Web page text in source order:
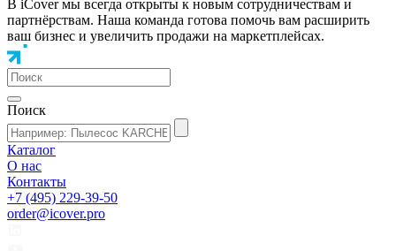
В iCover мы всегда открыты к новым сотрудничествам и
партнёрствам. Наша команда готова помочь вам расширить
ваш бизнес и увеличить продажи на маркетплейсах.
Поиск
Каталог
О нас
Контакты
+7 (495) 229-39-50
order@icover.pro